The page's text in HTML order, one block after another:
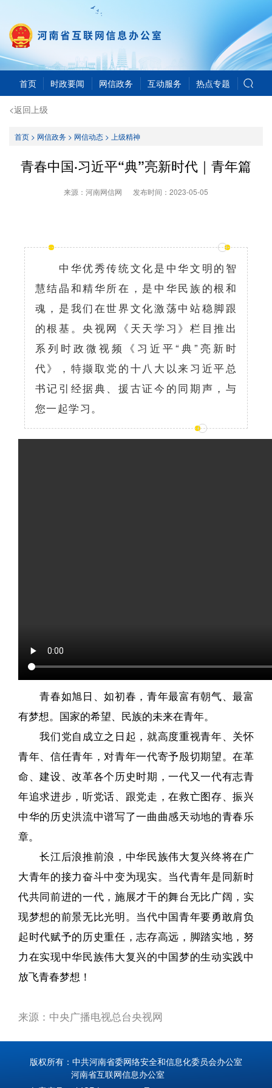
首页 时政要闻 网信政务 互动服务 热点专题
<返回上级
首页> 网信政务> 网信动态> 上级精神
青春中国·习近平“典”亮新时代｜青年篇
来源：河南网信网 发布时间： 2023-05-05
中华优秀传统文化是中华文明的智
慧结晶和精华所在，是中华民族的根和
魂，是我们在世界文化激荡中站稳脚跟
的根基。央视网《天天学习》栏目推出
系列时政微视频《习近平“典”亮新时
代》，特撷取党的十八大以来习近平总
书记引经据典、援古证今的同期声，与
您一起学习。
青春如旭日、如初春，青年最富有朝气、最富
有梦想。国家的希望、民族的未来在青年。
我们党自成立之日起，就高度重视青年、关怀
青年、信任青年，对青年一代寄予殷切期望。在革
命、建设、改革各个历史时期，一代又一代有志青
年追求进步，听党话、跟党走，在救亡图存、振兴
中华的历史洪流中谱写了一曲曲感天动地的青春乐
章。
长江后浪推前浪，中华民族伟大复兴终将在广
大青年的接力奋斗中变为现实。当代青年是同新时
代共同前进的一代，施展才干的舞台无比广阔，实
现梦想的前景无比光明。当代中国青年要勇敢肩负
起时代赋予的历史重任，志存高远，脚踏实地，努
力在实现中华民族伟大复兴的中国梦的生动实践中
放飞青春梦想！
来源： 中央广播电视总台央视网
版权所有：中共河南省委网络安全和信息化委员会办公室
河南省互联网信息办公室